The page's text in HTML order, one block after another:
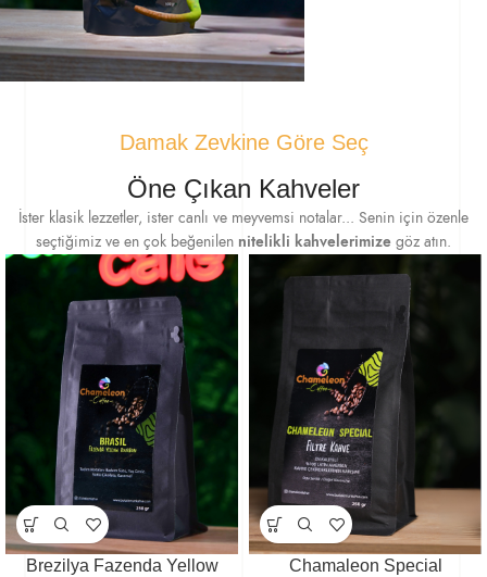
Damak Zevkine Göre Seç
Öne Çıkan Kahveler
İster klasik lezzetler, ister canlı ve meyvemsi notalar... Senin için özenle
seçtiğimiz ve en çok beğenilen nitelikli kahvelerimize göz atın.
Brezilya Fazenda Yellow
Chamaleon Special